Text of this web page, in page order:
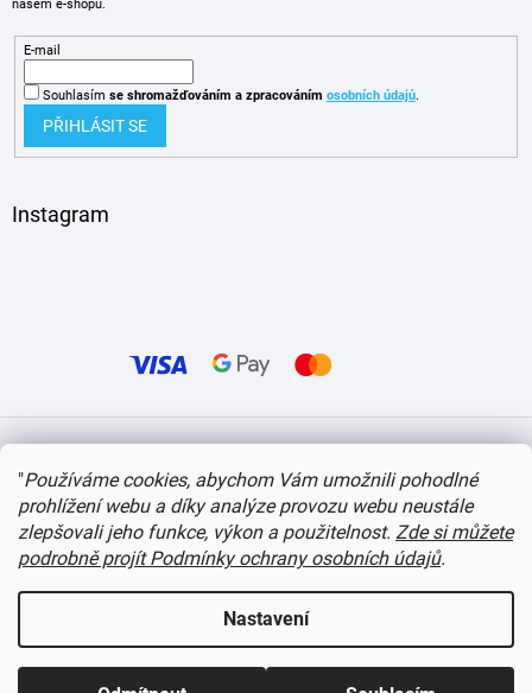
"Používáme cookies, abychom Vám umožnili pohodlné
prohlížení webu a díky analýze provozu webu neustále
zlepšovali jeho funkce, výkon a použitelnost. Zde si můžete
podrobně projít Podmínky ochrany osobních údajů.
Nastavení
našem e-shopu.
E-mail
Souhlasím se shromažďováním a zpracováním osobních údajů.
PŘIHLÁSIT SE
Instagram
Copyright 2026itvlaky.cz . Všechna práva vyhrazena. Upravit nastavení cookies